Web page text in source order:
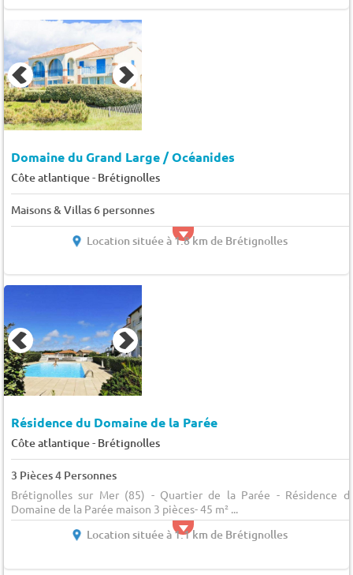
Domaine du Grand Large / Océanides
Côte atlantique- Brétignolles
Maisons & Villas 6 personnes
Location située à 1.8 km de Brétignolles
Résidence du Domaine de la Parée
Côte atlantique- Brétignolles
3 Pièces 4 Personnes
Brétignolles sur Mer (85) - Quartier de la Parée - Résidence
Domaine de la Parée maison 3 pièces- 45 m² ...
Location située à 1.1 km de Brétignolles